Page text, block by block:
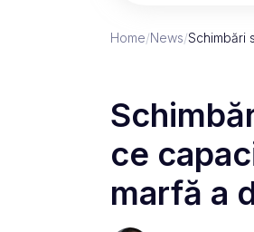
Home/News/Schimbări
ce
marfă a